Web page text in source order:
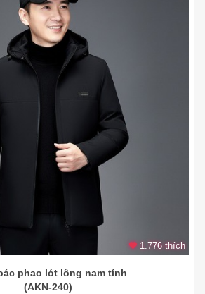
1.776 thích
phao lót lông nam tính
(AKN-240)